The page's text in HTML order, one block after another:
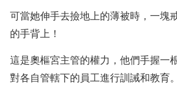
可當她伸手去撿地上的薄被時，一塊
的手背上！
這是奧樞宮主管的權力，他們手握一
對各自管轄下的員工進行訓誡和教育。